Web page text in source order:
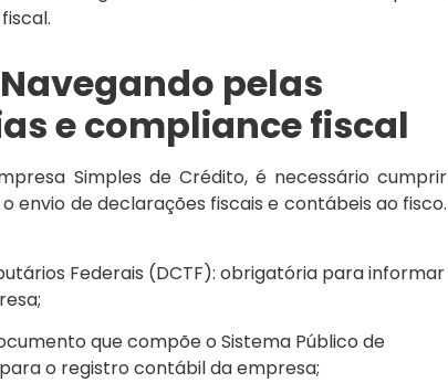
pelas
e compliance fiscal
Simples de Crédito, é necessário cumprir
envio de declarações fiscais e contábeis ao fisco.
Federais (DCTF): obrigatória para informar
que compõe o Sistema Público de
o registro contábil da empresa;